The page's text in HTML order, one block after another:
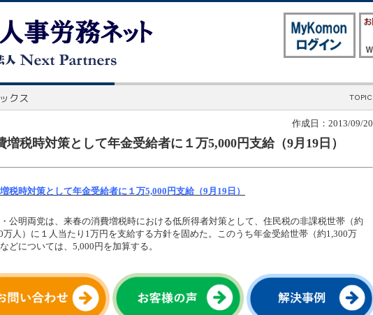
作成日：2013/09/20
増税時対策として年金受給者に１万5,000円支給（9月19日）
税時対策として年金受給者に１万5,000円支給（9月19日）
公明両党は、来春の消費増税時における低所得者対策として、住民税の非課税世帯（約
万人）に１人当たり1万円を支給する方針を固めた。このうち年金受給世帯（約1,300万
どについては、5,000円を加算する。